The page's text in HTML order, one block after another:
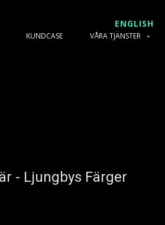
ENGLISH
KUNDCASE VÅRA TJÄNSTER
- Ljungbys Färger